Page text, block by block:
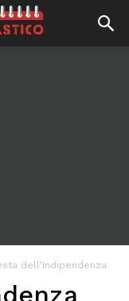
dell’Indipendenza